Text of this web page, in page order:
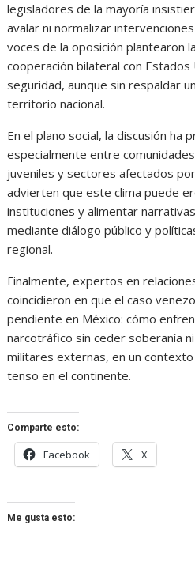
legisladores de la mayoría
avalar ni normalizar
voces de la oposición plantearon
cooperación bilateral con
seguridad, aunque sin respaldar
territorio nacional.
En el plano social, la discusión ha
especialmente entre
juveniles y sectores afectados
advierten que este clima puede
instituciones y alimentar
mediante diálogo público y
regional.
Finalmente, expertos en
coincidieron en que el caso
pendiente en México: cómo
narcotráfico sin ceder soberanía
militares externas, en un
tenso en el continente.
Comparte esto:
Facebook X
Me gusta esto: